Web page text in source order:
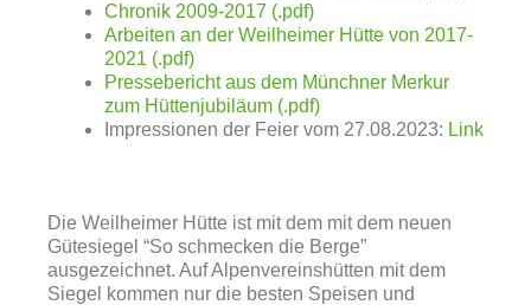
Chronik 2009-2017 (.pdf)
Arbeiten an der Weilheimer Hütte von 2017-
2021 (.pdf)
Pressebericht aus dem Münchner Merkur
zum Hüttenjubiläum (.pdf)
Impressionen der Feier vom 27.08.2023: Link
Die Weilheimer Hütte ist mit dem mit dem neuen
Gütesiegel “So schmecken die Berge”
ausgezeichnet. Auf Alpenvereinshütten mit dem
Siegel kommen nur die besten Speisen und